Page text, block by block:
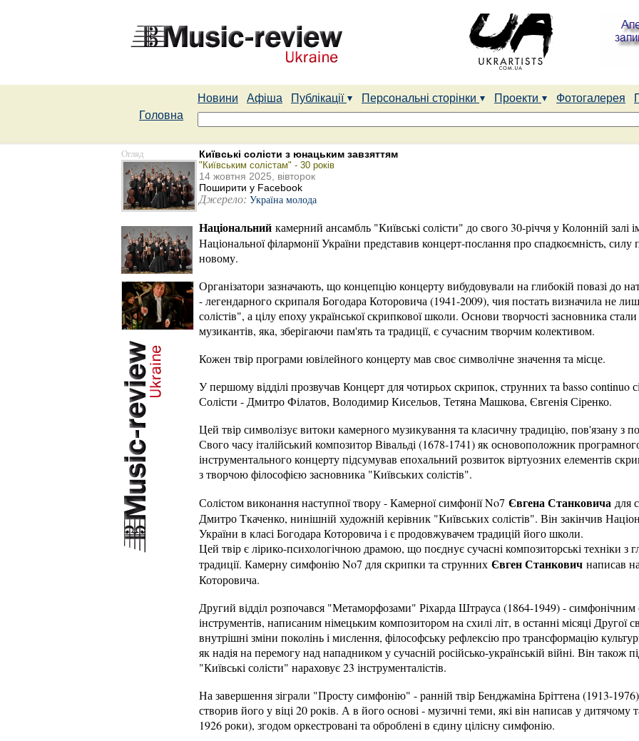
Новини Афіша Публікації Персональні сторінки Проекти Фотогалерея
Головна
Огляд Київські солісти з юнацьким завзяттям
"Київським солістам" - 30 років
14 жовтня 2025, вівторок
Поширити у Facebook
Джерело: Україна молода
Національний камерний ансамбль "Київські солісти" до свого 30-річчя у Колонній залі
Національної філармонії України представив концерт-послання про спадкоємність, силу
новому.
Організатори зазначають, що концепцію концерту вибудовували на глибокій повазі до
- легендарного скрипаля Богодара Которовича (1941-2009), чия постать визначила не
солістів", а цілу епоху української скрипкової школи. Основи творчості засновника
музикантів, яка, зберігаючи пам'ять та традиції, є сучасним творчим колективом.
Кожен твір програми ювілейного концерту мав своє символічне значення та місце.
У першому відділі прозвучав Концерт для чотирьох скрипок, струнних та basso continuo
Солісти - Дмитро Філатов, Володимир Кисельов, Тетяна Машкова, Євгенія Сіренко.
Цей твір символізує витоки камерного музикування та класичну традицію, пов'язану з
Свого часу італійський композитор Вівальді (1678-1741) як основоположник
інструментального концерту підсумував епохальний розвиток віртуозних елементів
з творчою філософією засновника "Київських солістів".
Солістом виконання наступної твору - Камерної симфонії No7 Євгена Станковича для
Дмитро Ткаченко, нинішній художній керівник "Київських солістів". Він закінчив
України в класі Богодара Которовича і є продовжувачем традицій його школи.
Цей твір є лірико-психологічною драмою, що поєднує сучасні композиторські техніки з
традиції. Камерну симфонію No7 для скрипки та струнних Євген Станкович написав
Которовича.
Другий відділ розпочався "Метаморфозами" Ріхарда Штрауса (1864-1949) -
інструментів, написаним німецьким композитором на схилі літ, в останні місяці Другої
внутрішні зміни поколінь і мислення, філософську рефлексію про трансформацію
як надія на перемогу над нападником у сучасній російсько-українській війні. Він також
"Київські солісти" нараховує 23 інструменталістів.
На завершення зіграли "Просту симфонію" - ранній твір Бенджаміна Бріттена (1913-
створив його у віці 20 років. А в його основі - музичні теми, які він написав у дитячому
1926 роки), згодом оркестровані та оброблені в єдину цілісну симфонію.